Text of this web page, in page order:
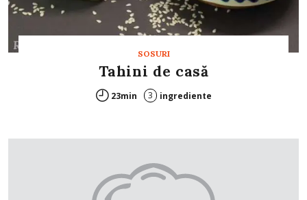
SOSURI
Tahini de casă
23min 3 ingrediente